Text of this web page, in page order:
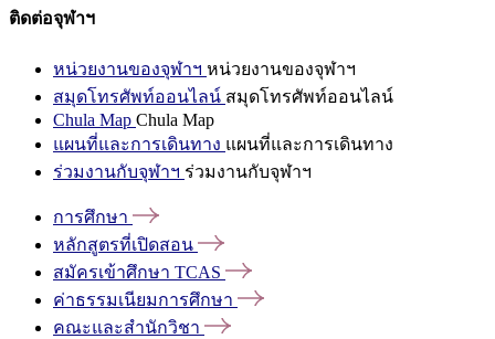
ติดต่อจุฬาฯ
หน่วยงานของจุฬาฯ หน่วยงานของจุฬาฯ
สมุดโทรศัพท์ออนไลน์ สมุดโทรศัพท์ออนไลน์
Chula Map Chula Map
แผนที่และการเดินทาง แผนที่และการเดินทาง
ร่วมงานกับจุฬาฯ ร่วมงานกับจุฬาฯ
การศึกษา
หลักสูตรที่เปิดสอน
สมัครเข้าศึกษา TCAS
ค่าธรรมเนียมการศึกษา
คณะและสำนักวิชา